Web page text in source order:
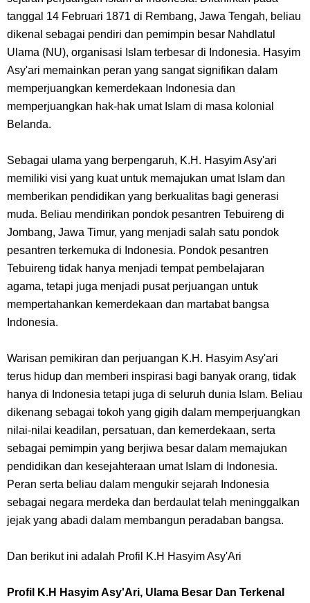
Indonesia
Bersama Keluarga
Arti Bendera Seychelles, Negara Kepulauan Yang Terletak Di
Cara Bayar Akulaku Lewat Gopay, Sangat Mudah Dan Tidak Ribet
Sama Sekali
7 Fakta Queen One Piece, All Star Yang Jadi Penanggung Jawab
Penjara Udon
7 Fakta Brook One Piece, Mantan Kapten Yang Poster Bountynya
7 Kapal Pesiar Terberat Di Dunia, Simbol Ambisi Industri Pariwisata
Laut
Arti Bendera Yunani, Negara Yang Terkenal Salah Satu Pusat
Cara Pindahkan WA Dari Android Ke Iphone, Sangat Gampang Untuk
tanggal 14 Februari 1871 di Rembang, Jawa Tengah, beliau
dikenal sebagai pendiri dan pemimpin besar Nahdlatul
Ulama (NU), organisasi Islam terbesar di Indonesia. Hasyim
Asy'ari memainkan peran yang sangat signifikan dalam
memperjuangkan kemerdekaan Indonesia dan
memperjuangkan hak-hak umat Islam di masa kolonial
Belanda.
Sebagai ulama yang berpengaruh, K.H. Hasyim Asy'ari
memiliki visi yang kuat untuk memajukan umat Islam dan
memberikan pendidikan yang berkualitas bagi generasi
muda. Beliau mendirikan pondok pesantren Tebuireng di
Jombang, Jawa Timur, yang menjadi salah satu pondok
pesantren terkemuka di Indonesia. Pondok pesantren
Tebuireng tidak hanya menjadi tempat pembelajaran
agama, tetapi juga menjadi pusat perjuangan untuk
mempertahankan kemerdekaan dan martabat bangsa
Indonesia.
Warisan pemikiran dan perjuangan K.H. Hasyim Asy'ari
terus hidup dan memberi inspirasi bagi banyak orang, tidak
hanya di Indonesia tetapi juga di seluruh dunia Islam. Beliau
dikenang sebagai tokoh yang gigih dalam memperjuangkan
nilai-nilai keadilan, persatuan, dan kemerdekaan, serta
sebagai pemimpin yang berjiwa besar dalam memajukan
pendidikan dan kesejahteraan umat Islam di Indonesia.
Peran serta beliau dalam mengukir sejarah Indonesia
sebagai negara merdeka dan berdaulat telah meninggalkan
jejak yang abadi dalam membangun peradaban bangsa.
Dan berikut ini adalah Profil K.H Hasyim Asy'Ari
Profil K.H Hasyim Asy'Ari, Ulama Besar Dan Terkenal